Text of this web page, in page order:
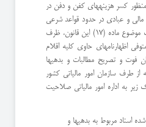
منظور کسر هزینههای کفن و دفن در
و عبادی در حدود قواعد شرعی
و دیون محقق متوفی از ماترک موضوع ماده (17) این قانون، ظرف
اظهارنامهای حاوی کلیه اقلام
فوت و تصریح مطالبات و بدهیها
طرف سازمان امور مالیاتی کشور
به اداره امور مالیاتی صلاحیت
اسناد مربوط به بدهیها و